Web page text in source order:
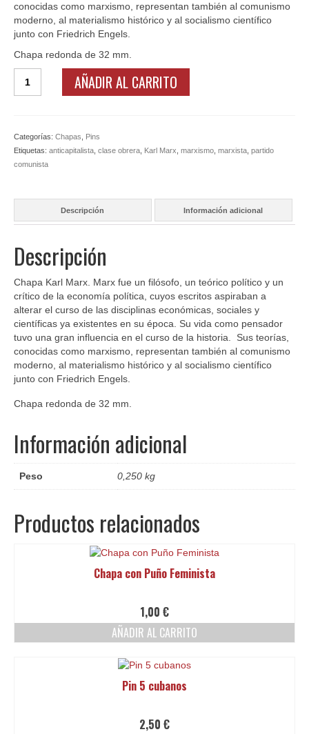
conocidas como marxismo, representan también al comunismo
moderno, al materialismo histórico y al socialismo científico
junto con Friedrich Engels.
Chapa redonda de 32 mm.
Karl
AÑADIR AL CARRITO
Categorías: Chapas
Pins
Etiquetas: anticapitalista clase obrera Karl Marx marxismo marxista partido
comunista
Descripción Información adicional
Descripción
Chapa Karl Marx. Marx fue un filósofo, un teórico político y un
crítico de la economía política, cuyos escritos aspiraban a
alterar el curso de las disciplinas económicas, sociales y
científicas ya existentes en su época. Su vida como pensador
tuvo una gran influencia en el curso de la historia. Sus teorías,
conocidas como marxismo, representan también al comunismo
moderno, al materialismo histórico y al socialismo científico
junto con Friedrich Engels.
Chapa redonda de 32 mm.
Información adicional
Peso 0,250 kg
Productos relacionados
Chapa con Puño Feminista
1,00 €
AÑADIR AL CARRITO
Pin 5 cubanos
2,50 €